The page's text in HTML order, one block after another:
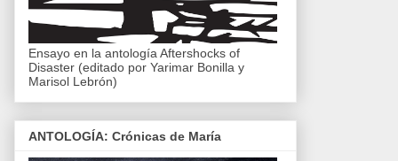
Ensayo en la antología Aftershocks of
Disaster (editado por Yarimar Bonilla y
Marisol Lebrón)
ANTOLOGÍA: Crónicas de María